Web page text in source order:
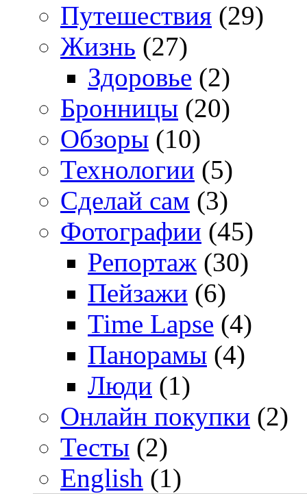
Путешествия (29)
Жизнь (27)
Здоровье (2)
Бронницы (20)
Обзоры (10)
Технологии (5)
Сделай сам (3)
Фотографии (45)
Репортаж (30)
Пейзажи (6)
Time Lapse (4)
Панорамы (4)
Люди (1)
Онлайн покупки (2)
Тесты (2)
English (1)